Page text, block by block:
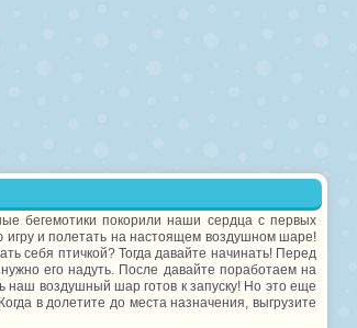
бегемотики покорили наши сердца с первых
игру и полетать на настоящем воздушном шаре!
себя птичкой? Тогда давайте начинать! Перед
его надуть. После давайте поработаем на
наш воздушный шар готов к запуску! Но это еще
в долетите до места назначения, выгрузите